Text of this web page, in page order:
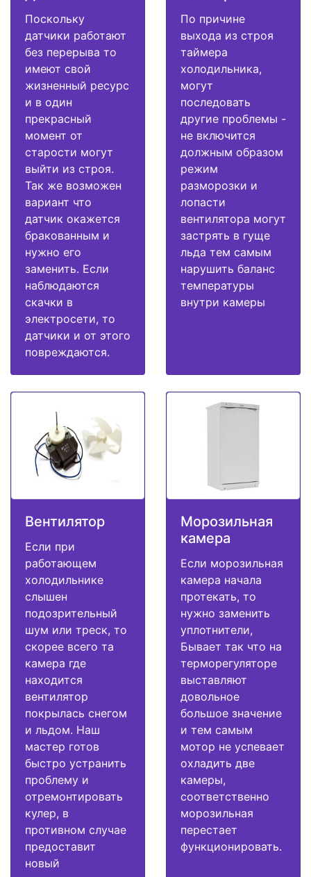
Поскольку
датчики работают
без перерыва то
имеют свой
жизненный ресурс
и в один
прекрасный
момент от
старости могут
выйти из строя.
Так же возможен
вариант что
датчик окажется
бракованным и
нужно его
заменить. Если
наблюдаются
скачки в
электросети, то
датчики и от этого
повреждаются.
По причине
выхода из строя
таймера
холодильника,
могут
последовать
другие проблемы -
не включится
должным образом
режим
разморозки и
лопасти
вентилятора могут
застрять в гуще
льда тем самым
нарушить баланс
температуры
внутри камеры
Вентилятор
Если при
работающем
холодильнике
слышен
подозрительный
шум или треск, то
скорее всего та
камера где
находится
вентилятор
покрылась снегом
и льдом. Наш
мастер готов
быстро устранить
проблему и
отремонтировать
кулер, в
противном случае
предоставит
новый
Морозильная
камера
Если морозильная
камера начала
протекать, то
нужно заменить
уплотнители,
Бывает так что на
терморегуляторе
выставляют
довольное
большое значение
и тем самым
мотор не успевает
охладить две
камеры,
соответственно
морозильная
перестает
функционировать.